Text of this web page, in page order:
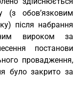
обов’язковим
після набрання
вироком за
постанови
провадження,
було закрито за